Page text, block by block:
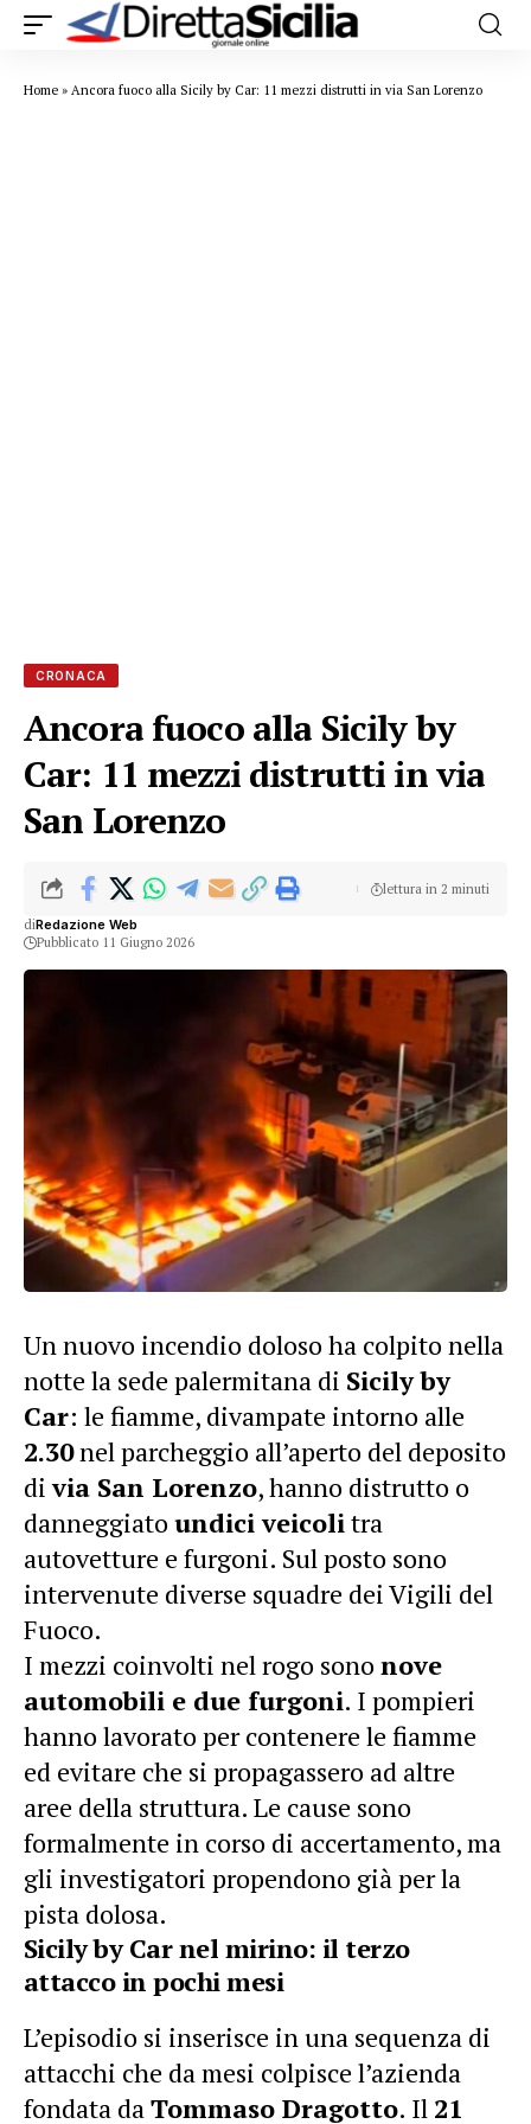
Home » Ancora fuoco alla Sicily by Car: 11 mezzi distrutti in via San Lorenzo
CRONACA
Ancora fuoco alla Sicily by
Car: 11 mezzi distrutti in via
San Lorenzo
diRedazione Web
Pubblicato 11 Giugno 2026
lettura in 2 minuti
Un nuovo incendio doloso ha colpito nella
notte la sede palermitana di Sicily by
Car: le fiamme, divampate intorno alle
2.30nel parcheggio all’aperto del deposito
divia San Lorenzo, hanno distrutto o
danneggiato undici veicolitra
autovetture e furgoni. Sul posto sono
intervenute diverse squadre dei Vigili del
Fuoco.
I mezzi coinvolti nel rogo sono nove
automobili e due furgoni. I pompieri
hanno lavorato per contenere le fiamme
ed evitare che si propagassero ad altre
aree della struttura. Le cause sono
formalmente in corso di accertamento, ma
gli investigatori propendono già per la
pista dolosa.
Sicily by Car nel mirino: il terzo
attacco in pochi mesi
L’episodio si inserisce in una sequenza di
attacchi che da mesi colpisce l’azienda
fondata daTommaso Dragotto. Il 21